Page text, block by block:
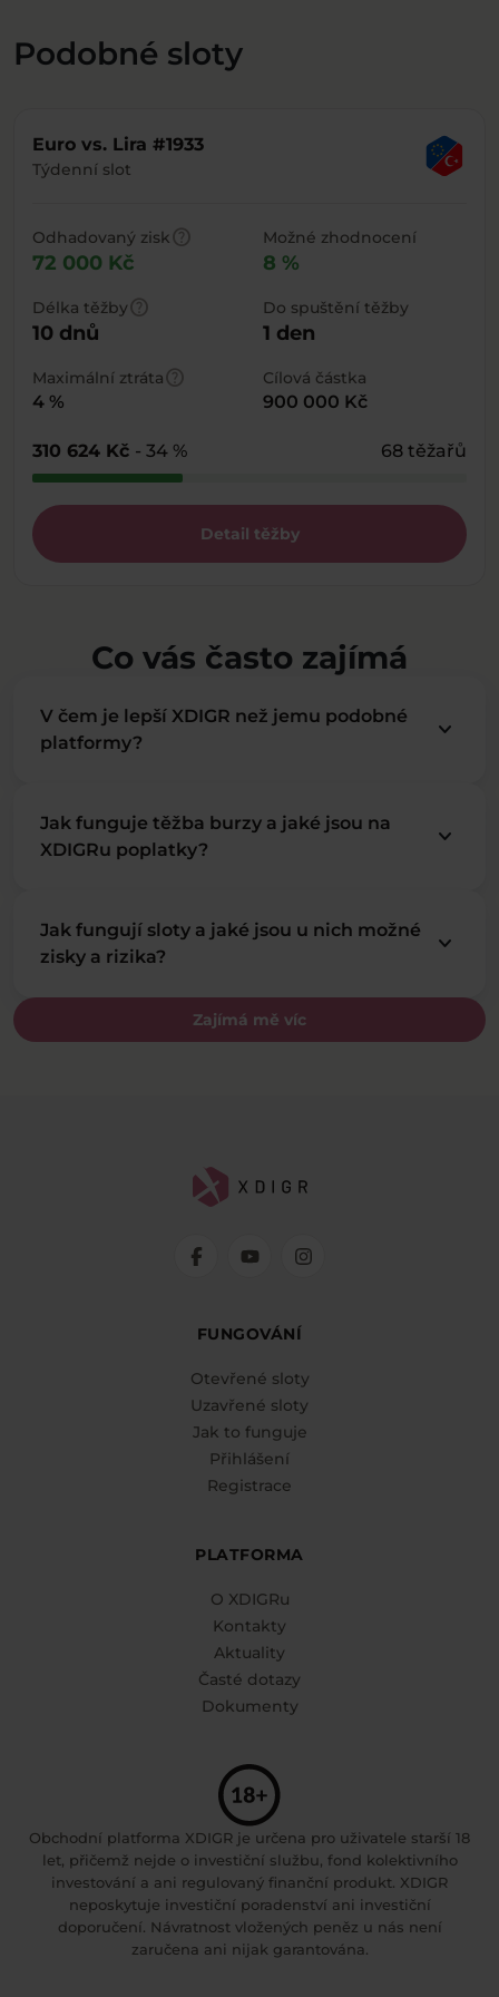
Podobné sloty
Euro vs. Lira #1933
Týdenní slot
Odhadovaný ziskhelp
72 000 Kč
Možné zhodnocení
8 %
Délka těžbyhelp
10 dnů
Do spuštění těžby
1 den
Maximální ztrátahelp
4 %
Cílová částka
900 000 Kč
310 624 Kč - 34 % 68 těžařů
Detail těžby
Co vás často zajímá
Zajímá mě víc
V čem je lepší XDIGR než jemu podobné
platformy?
keyboard_arrow_down
Jak funguje těžba burzy a jaké jsou na
XDIGRu poplatky?
keyboard_arrow_down
Jak fungují sloty a jaké jsou u nich možné
zisky a rizika?
keyboard_arrow_down
FUNGOVÁNÍ
Otevřené sloty
Uzavřené sloty
Jak to funguje
Přihlášení
Registrace
PLATFORMA
O XDIGRu
Kontakty
Aktuality
Časté dotazy
Dokumenty
Obchodní platforma XDIGR je určena pro uživatele starší 18
let, přičemž nejde o investiční službu, fond kolektivního
investování a ani regulovaný finanční produkt. XDIGR
neposkytuje investiční poradenství ani investiční
doporučení. Návratnost vložených peněz u nás není
zaručena ani nijak garantována.